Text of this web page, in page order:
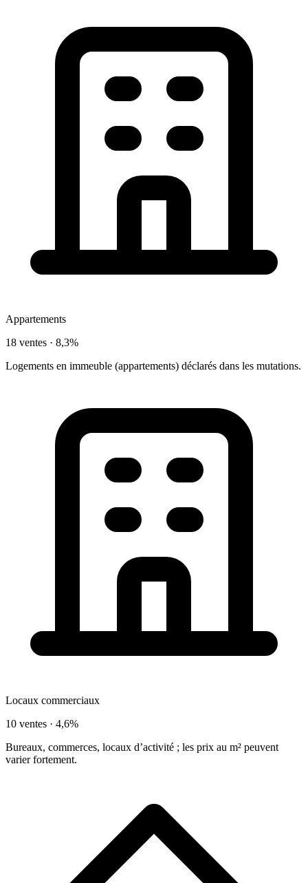
Appartements
18 ventes · 8,3%
Logements en immeuble (appartements) déclarés dans les mutations.
Locaux commerciaux
10 ventes · 4,6%
Bureaux, commerces, locaux d’activité ; les prix au m² peuvent
varier fortement.